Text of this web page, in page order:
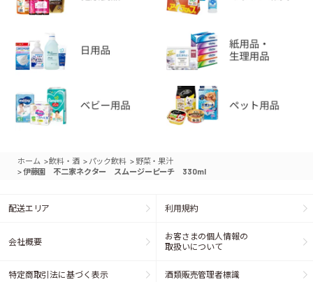
ホーム >飲料・酒 > パック飲料 > 野菜・果汁
>伊藤園 不二家ネクター スムージーピーチ 330ml
配送エリア 利用規約
会社概要
お客さまの個人情報の
取扱いについて
特定商取引法に基づく表示 酒類販売管理者標識